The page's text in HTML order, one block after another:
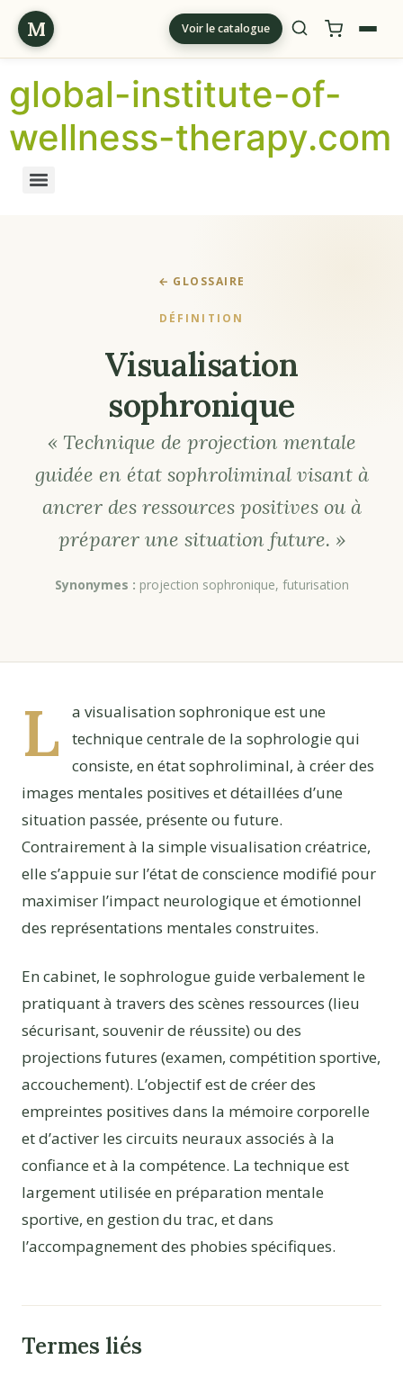
M Voir le catalogue
global-institute-of-
wellness-therapy.com
← GLOSSAIRE
DÉFINITION
Visualisation
sophronique
« Technique de projection mentale
guidée en état sophroliminal visant à
ancrer des ressources positives ou à
préparer une situation future. »
Synonymes : projection sophronique, futurisation
L
a visualisation sophronique est une
technique centrale de la sophrologie qui
consiste, en état sophroliminal, à créer des
images mentales positives et détaillées d’une
situation passée, présente ou future.
Contrairement à la simple visualisation créatrice,
elle s’appuie sur l’état de conscience modifié pour
maximiser l’impact neurologique et émotionnel
des représentations mentales construites.
En cabinet, le sophrologue guide verbalement le
pratiquant à travers des scènes ressources (lieu
sécurisant, souvenir de réussite) ou des
projections futures (examen, compétition sportive,
accouchement). L’objectif est de créer des
empreintes positives dans la mémoire corporelle
et d’activer les circuits neuraux associés à la
confiance et à la compétence. La technique est
largement utilisée en préparation mentale
sportive, en gestion du trac, et dans
l’accompagnement des phobies spécifiques.
Termes liés